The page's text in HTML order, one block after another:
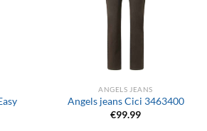
ANGELS JEANS
Angels jeans Cici 3463400
€99.99